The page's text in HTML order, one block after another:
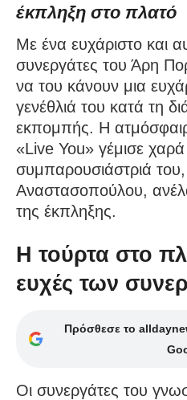
έκπληξη στο πλατό
Με ένα ευχάριστο και
συνεργάτες του Άρη
να του κάνουν μια
γενέθλιά του κατά τη
εκπομπής. Η
«Live You» γέμισε
συμπαρουσιάστριά
Αναστασοπούλου,
της έκπληξης.
Η τούρτα στο
ευχές των
Πρόσθεσε το
Οι συνεργάτες του